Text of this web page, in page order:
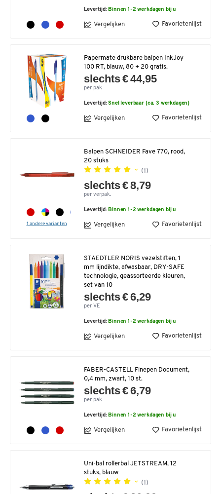
Levertijd: Binnen 1-2 werkdagen bij u
Vergelijken Favorietenlijst
Papermate drukbare balpen InkJoy
100 RT, blauw, 80 + 20 gratis.
slechts € 44,95
per pak
Levertijd:Snel leverbaar (ca. 3 werkdagen)
Vergelijken Favorietenlijst
1 andere varianten
Balpen SCHNEIDER Fave 770, rood,
20 stuks
(1)
slechts € 8,79
per verpak.
Levertijd: Binnen 1-2 werkdagen bij u
Vergelijken Favorietenlijst
STAEDTLER NORIS vezelstiften, 1
mm lijndikte, afwasbaar, DRY-SAFE
technologie, geassorteerde kleuren,
set van 10
slechts € 6,29
per VE
Levertijd: Binnen 1-2 werkdagen bij u
Vergelijken Favorietenlijst
FABER-CASTELL Finepen Document,
0,4 mm, zwart, 10 st.
slechts € 6,79
per pak
Levertijd: Binnen 1-2 werkdagen bij u
Vergelijken Favorietenlijst
Uni-bal rollerbal JETSTREAM, 12
stuks, blauw
(1)